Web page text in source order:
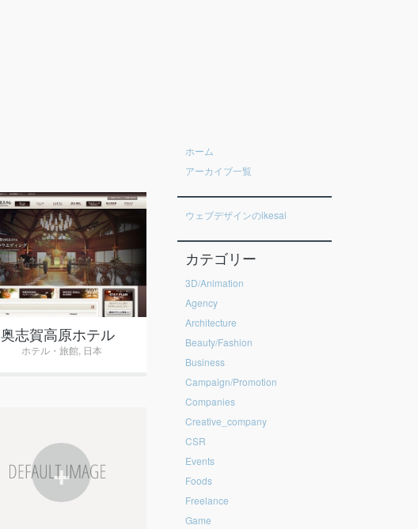
ホーム
アーカイブ一覧
ウェブデザインのikesai
カテゴリー
3D/Animation
Agency
Architecture
Beauty/Fashion
Business
Campaign/Promotion
Companies
Creative_company
CSR
Events
Foods
Freelance
Game
+
奥志賀高原ホテル
ホテル・旅館, 日本
+